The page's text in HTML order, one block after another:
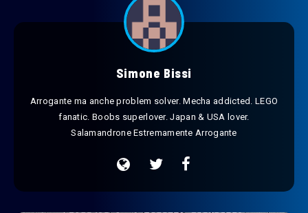
Simone Bissi
Arrogante ma anche problem solver. Mecha addicted. LEGO
fanatic. Boobs superlover. Japan & USA lover.
Salamandrone Estremamente Arrogante